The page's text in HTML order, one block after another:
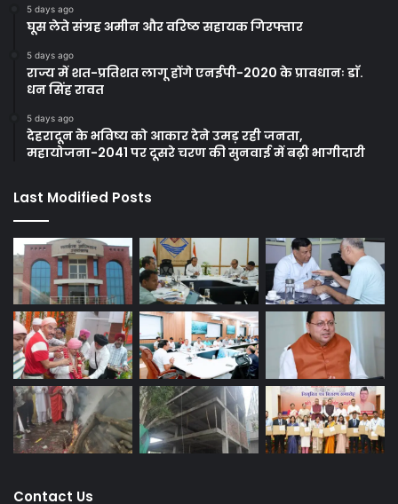
5 days ago
घूस लेते संग्रह अमीन और वरिष्ठ सहायक गिरफ्तार
5 days ago
राज्य में शत-प्रतिशत लागू होंगे एनईपी-2020 के प्रावधानः डाॅ.
धन सिंह रावत
5 days ago
देहरादून के भविष्य को आकार देने उमड़ रही जनता,
महायोजना-2041 पर दूसरे चरण की सुनवाई में बढ़ी भागीदारी
Last Modified Posts
Contact Us